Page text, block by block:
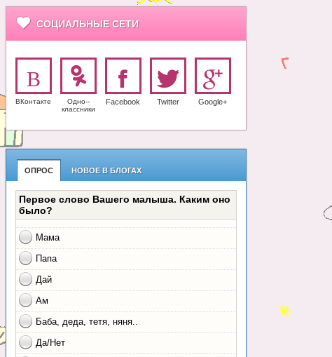
СОЦИАЛЬНЫЕ СЕТИ
ВКонтакте
Одно-­
класс­ники
Facebook Twitter Google+
ОПРОС НОВОЕ В БЛОГАХ